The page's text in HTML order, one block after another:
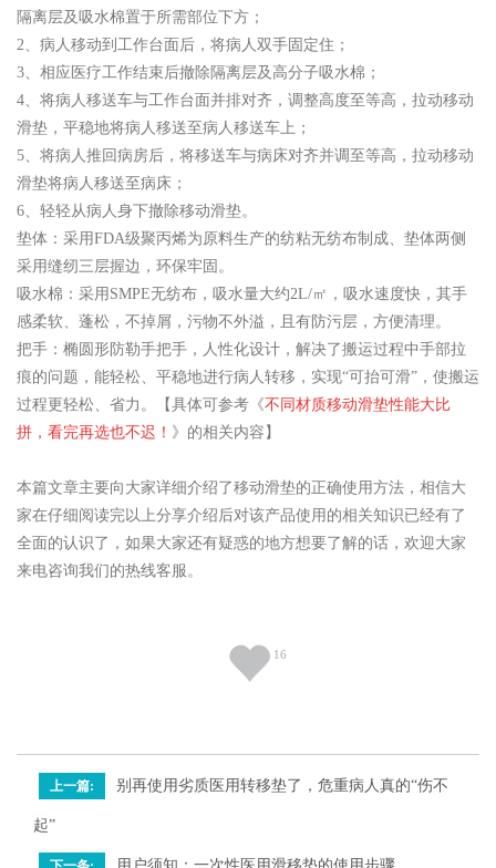
隔离层及吸水棉置于所需部位下方；
2、病人移动到工作台面后，将病人双手固定住；
3、相应医疗工作结束后撤除隔离层及高分子吸水棉；
4、将病人移送车与工作台面并排对齐，调整高度至等高，拉动移动
滑垫，平稳地将病人移送至病人移送车上；
5、将病人推回病房后，将移送车与病床对齐并调至等高，拉动移动
滑垫将病人移送至病床；
6、轻轻从病人身下撤除移动滑垫。
垫体：采用FDA级聚丙烯为原料生产的纺粘无纺布制成、垫体两侧
采用缝纫三层握边，环保牢固。
吸水棉：采用SMPE无纺布，吸水量大约2L/㎡，吸水速度快，其手
感柔软、蓬松，不掉屑，污物不外溢，且有防污层，方便清理。
把手：椭圆形防勒手把手，人性化设计，解决了搬运过程中手部拉
痕的问题，能轻松、平稳地进行病人转移，实现“可抬可滑”，使搬运
过程更轻松、省力。【具体可参考《不同材质移动滑垫性能大比
拼，看完再选也不迟！ 》的相关内容】
本篇文章主要向大家详细介绍了移动滑垫的正确使用方法，相信大
家在仔细阅读完以上分享介绍后对该产品使用的相关知识已经有了
全面的认识了，如果大家还有疑惑的地方想要了解的话，欢迎大家
来电咨询我们的热线客服。
16
上一篇: 别再使用劣质医用转移垫了，危重病人真的“伤不
起”